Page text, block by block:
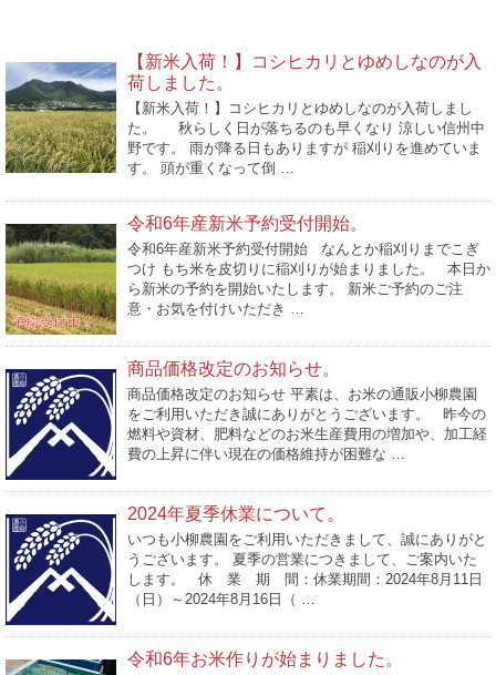
【新米入荷！】コシヒカリとゆめしなのが入
荷しました。
【新米入荷！】コシヒカリとゆめしなのが入荷しまし
た。 秋らしく日が落ちるのも早くなり 涼しい信州中
野です。 雨が降る日もありますが 稲刈りを進めていま
す。 頭が重くなって倒 …
令和6年産新米予約受付開始。
令和6年産新米予約受付開始 なんとか稲刈りまでこぎ
つけ もち米を皮切りに稲刈りが始まりました。 本日か
ら新米の予約を開始いたします。 新米ご予約のご注
意・お気を付けいただき …
商品価格改定のお知らせ。
商品価格改定のお知らせ 平素は、お米の通販小柳農園
をご利用いただき誠にありがとうございます。 昨今の
燃料や資材、肥料などのお米生産費用の増加や、加工経
費の上昇に伴い現在の価格維持が困難な …
2024年夏季休業について。
いつも小柳農園をご利用いただきまして、誠にありがと
うございます。 夏季の営業につきまして、ご案内いた
します。 休 業 期 間：休業期間：2024年8月11日
（日）～2024年8月16日（ …
令和6年お米作りが始まりました。